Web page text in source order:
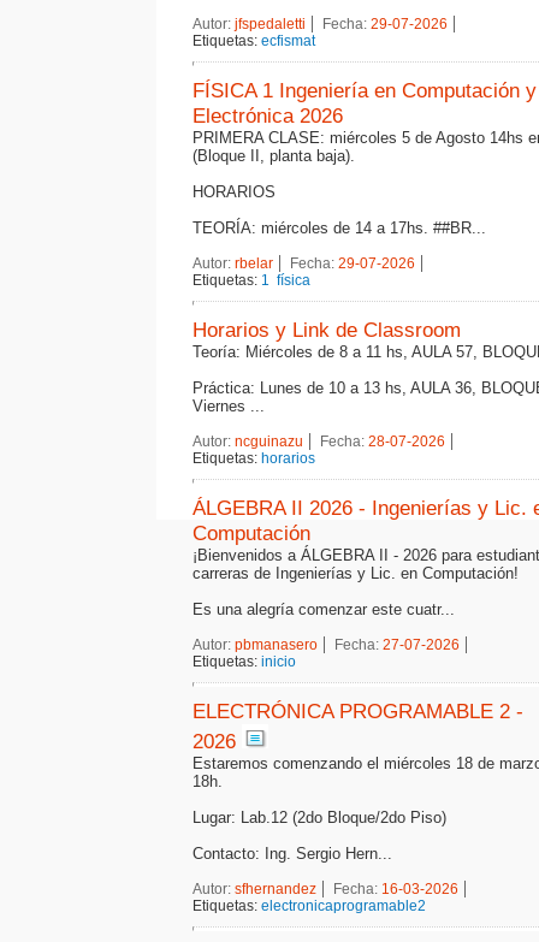
Autor: jfspedaletti Fecha: 29-07-2026
Etiquetas: ecfismat
FÍSICA 1 Ingeniería en Computación y
Electrónica 2026
PRIMERA CLASE: miércoles 5 de Agosto 14hs
(Bloque II, planta baja).
HORARIOS
TEORÍA: miércoles de 14 a 17hs. ##BR...
Autor: rbelar Fecha: 29-07-2026
Etiquetas: 1 física
Horarios y Link de Classroom
Teoría: Miércoles de 8 a 11 hs, AULA 57,
Práctica: Lunes de 10 a 13 hs, AULA 36,
Viernes ...
Autor: ncguinazu Fecha: 28-07-2026
Etiquetas: horarios
ÁLGEBRA II 2026 - Ingenierías y Lic.
Computación
¡Bienvenidos a ÁLGEBRA II - 2026 para
carreras de Ingenierías y Lic. en Computación!
Es una alegría comenzar este cuatr...
Autor: pbmanasero Fecha: 27-07-2026
Etiquetas: inicio
ELECTRÓNICA PROGRAMABLE 2 -
2026
Estaremos comenzando el miércoles 18 de
18h.
Lugar: Lab.12 (2do Bloque/2do Piso)
Contacto: Ing. Sergio Hern...
Autor: sfhernandez Fecha: 16-03-2026
Etiquetas: electronicaprogramable2